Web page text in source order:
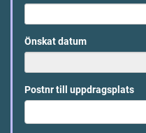
Önskat datum
Postnr till uppdragsplats